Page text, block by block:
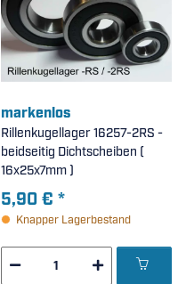
markenlos
Rillenkugellager 16257-2RS -
beidseitig Dichtscheiben (
16x25x7mm )
5,90 € *
Knapper Lagerbestand